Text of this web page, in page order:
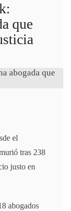
que
el
tras 238
justo en
abogados